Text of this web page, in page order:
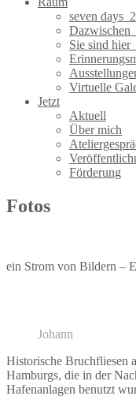
seven
Sie sind
Virtuelle
Jetzt
Aktuell
Über mich
Förderung
Fotos
ein Strom von Bildern –
Johann
Historische Bruchfliesen
Hamburgs, die in der
Hafenanlagen benutzt